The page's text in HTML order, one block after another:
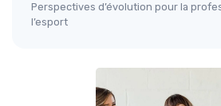
Perspectives d’évolution pour la
l’esport